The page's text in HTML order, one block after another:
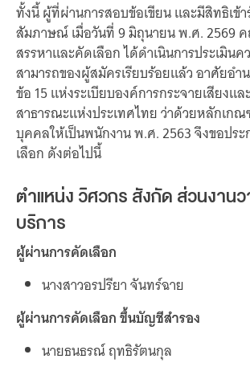
The Visual
Making Data Visible
Thai PBS Verify
ตรวจสอบข่าวปลอม คัดกรองข่าวจริง
ทั้งนี้ ผู้ที่ผ่านการสอบข้อเขียน และมีสิทธิเข้
สัมภาษณ์ เมื่อวันที่ 9 มิถุนายน พ.ศ. 2569
สรรหาและคัดเลือก ได้ดำเนินการประเมินค
สามารถของผู้สมัครเรียบร้อยแล้ว อาศัยอำ
ข้อ 15 แห่งระเบียบองค์การกระจายเสียงแ
สาธารณะแห่งประเทศไทย ว่าด้วยหลักเกณ
บุคคลให้เป็นพนักงาน พ.ศ. 2563 จึงขอปร
เลือก ดังต่อไปนี้
ตำแหน่ง วิศวกร สังกัด ส่วนงานว
บริการ
ผู้ผ่านการคัดเลือก
นางสาวอรปรียา จันทร์ฉาย
ผู้ผ่านการคัดเลือก ขึ้นบัญชีสำรอง
นายธนธรณ์ ฤทธิรัตนกุล